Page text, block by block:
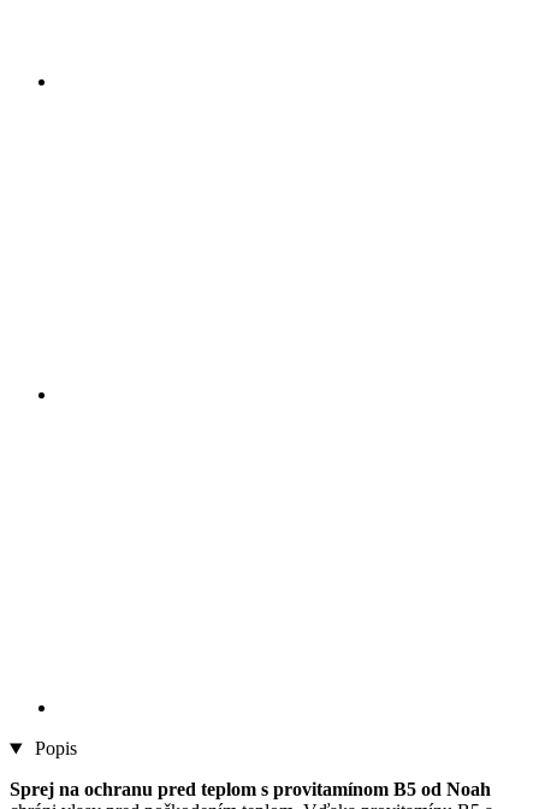
Popis
Sprej na ochranu pred teplom s provitamínom B5 od Noah